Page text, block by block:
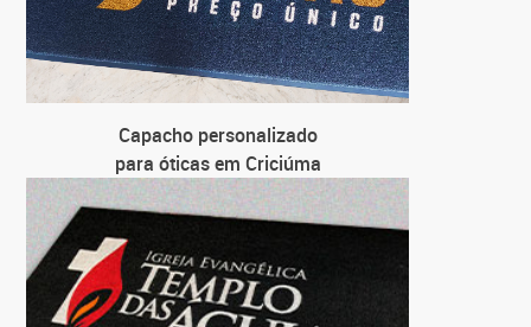
Capacho personalizado
para óticas em Criciúma